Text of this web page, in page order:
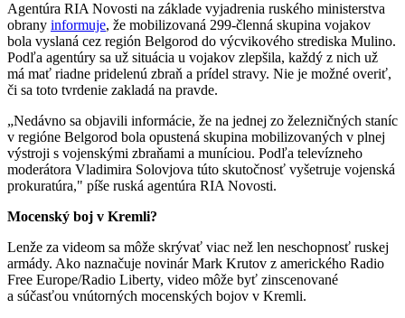
Agentúra RIA Novosti na základe vyjadrenia ruského ministerstva
obrany informuje, že mobilizovaná 299-členná skupina vojakov
bola vyslaná cez región Belgorod do výcvikového strediska Mulino.
Podľa agentúry sa už situácia u vojakov zlepšila, každý z nich už
má mať riadne pridelenú zbraň a prídel stravy. Nie je možné overiť,
či sa toto tvrdenie zakladá na pravde.
„Nedávno sa objavili informácie, že na jednej zo železničných staníc
v regióne Belgorod bola opustená skupina mobilizovaných v plnej
výstroji s vojenskými zbraňami a muníciou. Podľa televízneho
moderátora Vladimira Solovjova túto skutočnosť vyšetruje vojenská
prokuratúra," píše ruská agentúra RIA Novosti.
Mocenský boj v Kremli?
Lenže za videom sa môže skrývať viac než len neschopnosť ruskej
armády. Ako naznačuje novinár Mark Krutov z amerického Radio
Free Europe/Radio Liberty, video môže byť zinscenované
a súčasťou vnútorných mocenských bojov v Kremli.